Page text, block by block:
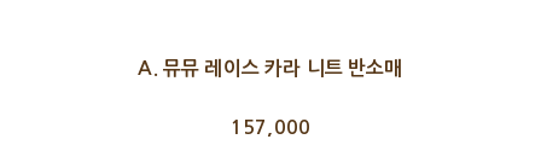
A. 뮤뮤 레이스 카라 니트 반소매
157,000